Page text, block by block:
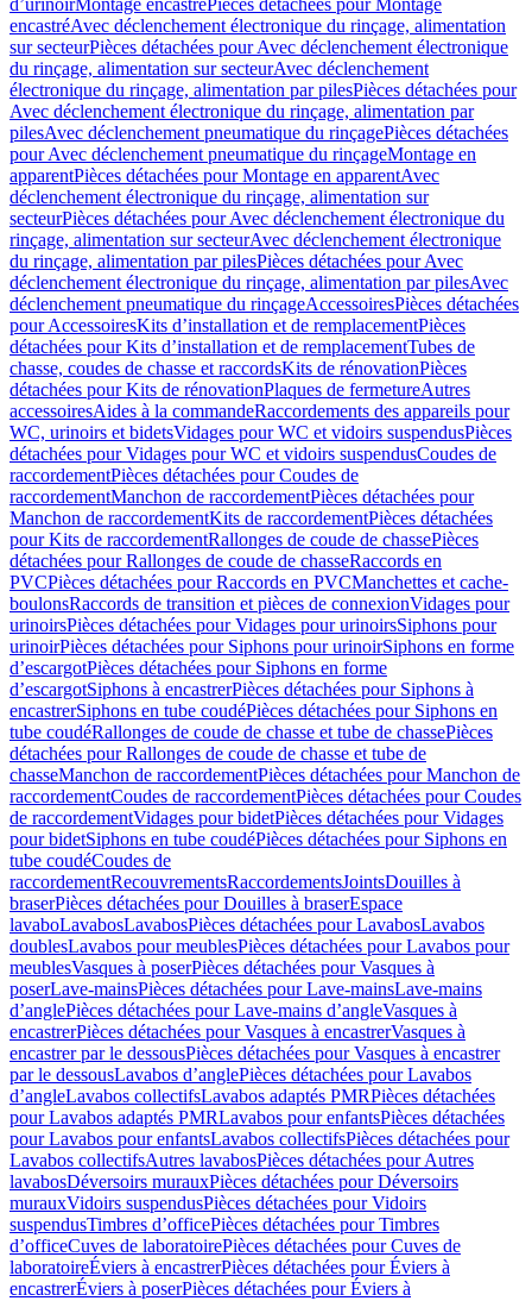
dʼurinoirMontage encastréPièces détachées pour Montage
encastréAvec déclenchement électronique du rinçage, alimentation
sur secteurPièces détachées pour Avec déclenchement électronique
du rinçage, alimentation sur secteurAvec déclenchement
électronique du rinçage, alimentation par pilesPièces détachées pour
Avec déclenchement électronique du rinçage, alimentation par
pilesAvec déclenchement pneumatique du rinçagePièces détachées
pour Avec déclenchement pneumatique du rinçageMontage en
apparentPièces détachées pour Montage en apparentAvec
déclenchement électronique du rinçage, alimentation sur
secteurPièces détachées pour Avec déclenchement électronique du
rinçage, alimentation sur secteurAvec déclenchement électronique
du rinçage, alimentation par pilesPièces détachées pour Avec
déclenchement électronique du rinçage, alimentation par pilesAvec
déclenchement pneumatique du rinçageAccessoiresPièces détachées
pour AccessoiresKits d’installation et de remplacementPièces
détachées pour Kits d’installation et de remplacementTubes de
chasse, coudes de chasse et raccordsKits de rénovationPièces
détachées pour Kits de rénovationPlaques de fermetureAutres
accessoiresAides à la commandeRaccordements des appareils pour
WC, urinoirs et bidetsVidages pour WC et vidoirs suspendusPièces
détachées pour Vidages pour WC et vidoirs suspendusCoudes de
raccordementPièces détachées pour Coudes de
raccordementManchon de raccordementPièces détachées pour
Manchon de raccordementKits de raccordementPièces détachées
pour Kits de raccordementRallonges de coude de chassePièces
détachées pour Rallonges de coude de chasseRaccords en
PVCPièces détachées pour Raccords en PVCManchettes et cache-
boulonsRaccords de transition et pièces de connexionVidages pour
urinoirsPièces détachées pour Vidages pour urinoirsSiphons pour
urinoirPièces détachées pour Siphons pour urinoirSiphons en forme
d’escargotPièces détachées pour Siphons en forme
d’escargotSiphons à encastrerPièces détachées pour Siphons à
encastrerSiphons en tube coudéPièces détachées pour Siphons en
tube coudéRallonges de coude de chasse et tube de chassePièces
détachées pour Rallonges de coude de chasse et tube de
chasseManchon de raccordementPièces détachées pour Manchon de
raccordementCoudes de raccordementPièces détachées pour Coudes
de raccordementVidages pour bidetPièces détachées pour Vidages
pour bidetSiphons en tube coudéPièces détachées pour Siphons en
tube coudéCoudes de
raccordementRecouvrementsRaccordementsJointsDouilles à
braserPièces détachées pour Douilles à braserEspace
lavaboLavabosLavabosPièces détachées pour LavabosLavabos
doublesLavabos pour meublesPièces détachées pour Lavabos pour
meublesVasques à poserPièces détachées pour Vasques à
poserLave-mainsPièces détachées pour Lave-mainsLave-mains
d’anglePièces détachées pour Lave-mains d’angleVasques à
encastrerPièces détachées pour Vasques à encastrerVasques à
encastrer par le dessousPièces détachées pour Vasques à encastrer
par le dessousLavabos d’anglePièces détachées pour Lavabos
d’angleLavabos collectifsLavabos adaptés PMRPièces détachées
pour Lavabos adaptés PMRLavabos pour enfantsPièces détachées
pour Lavabos pour enfantsLavabos collectifsPièces détachées pour
Lavabos collectifsAutres lavabosPièces détachées pour Autres
lavabosDéversoirs murauxPièces détachées pour Déversoirs
murauxVidoirs suspendusPièces détachées pour Vidoirs
suspendusTimbres dʼofficePièces détachées pour Timbres
dʼofficeCuves de laboratoirePièces détachées pour Cuves de
laboratoireÉviers à encastrerPièces détachées pour Éviers à
encastrerÉviers à poserPièces détachées pour Éviers à